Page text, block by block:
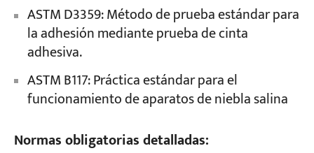
ASTM D3359: Método de prueba estándar para
la adhesión mediante prueba de cinta
adhesiva.
ASTM B117: Práctica estándar para el
funcionamiento de aparatos de niebla salina
Normas obligatorias detalladas: